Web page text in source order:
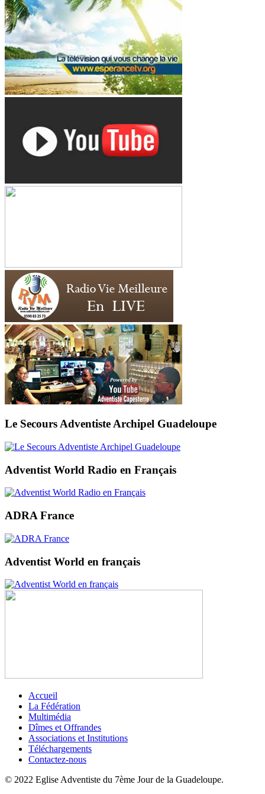
Le Secours Adventiste Archipel Guadeloupe
Adventist World Radio en Français
ADRA France
Adventist World en français
Accueil
La Fédération
Multimédia
Dîmes et Offrandes
Associations et Institutions
Téléchargements
Contactez-nous
© 2022 Eglise Adventiste du 7ème Jour de la Guadeloupe.